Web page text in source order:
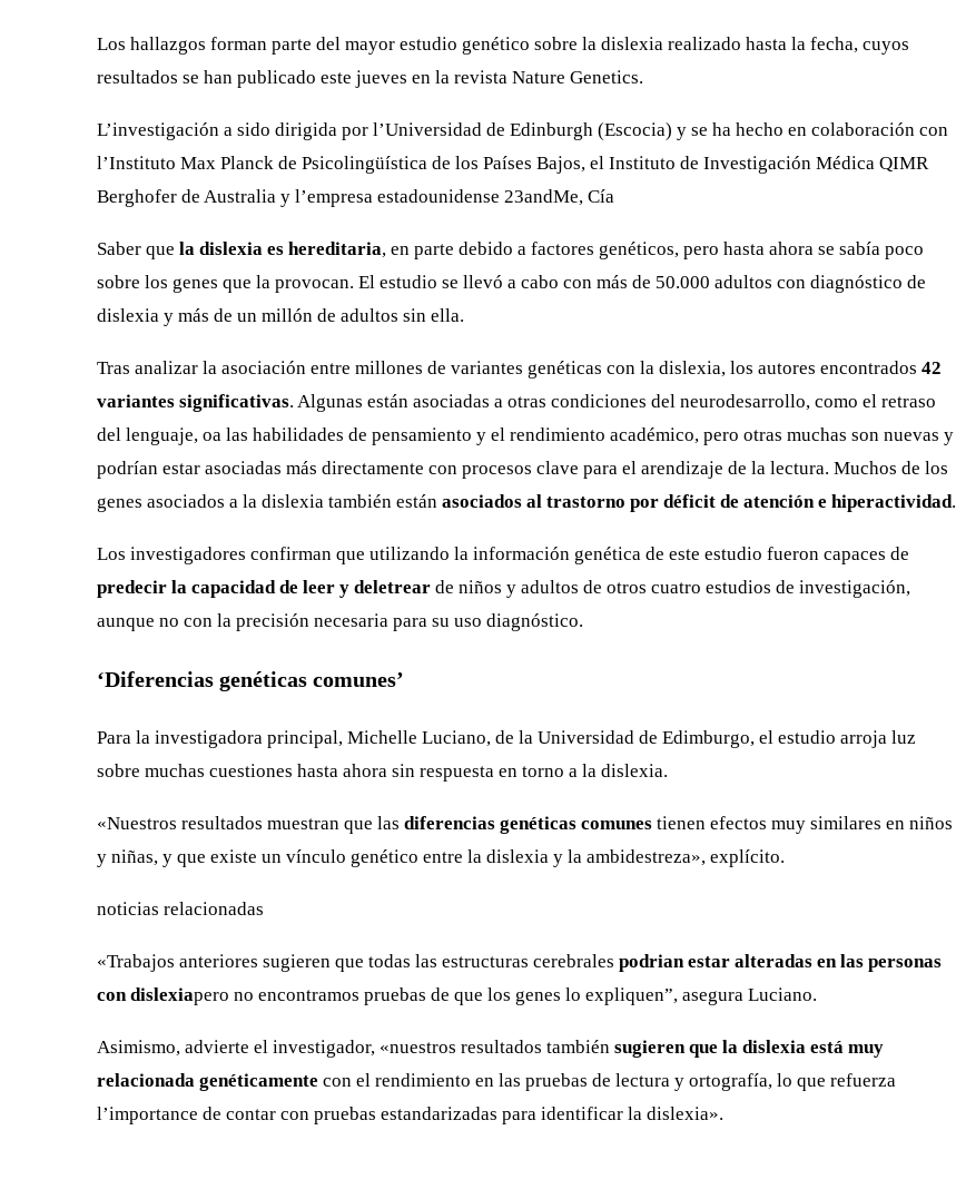
Los hallazgos forman parte del mayor estudio genético sobre la dislexia realizado hasta la fecha, cuyos
resultados se han publicado este jueves en la revista Nature Genetics.
L’investigación a sido dirigida por l’Universidad de Edinburgh (Escocia) y se ha hecho en colaboración con
l’Instituto Max Planck de Psicolingüística de los Países Bajos, el Instituto de Investigación Médica QIMR
Berghofer de Australia y l’empresa estadounidense 23andMe, Cía
Saber que la dislexia es hereditaria, en parte debido a factores genéticos, pero hasta ahora se sabía poco
sobre los genes que la provocan. El estudio se llevó a cabo con más de 50.000 adultos con diagnóstico de
dislexia y más de un millón de adultos sin ella.
Tras analizar la asociación entre millones de variantes genéticas con la dislexia, los autores encontrados 42
variantes significativas. Algunas están asociadas a otras condiciones del neurodesarrollo, como el retraso
del lenguaje, oa las habilidades de pensamiento y el rendimiento académico, pero otras muchas son nuevas y
podrían estar asociadas más directamente con procesos clave para el arendizaje de la lectura. Muchos de los
genes asociados a la dislexia también están asociados al trastorno por déficit de atención e hiperactividad.
Los investigadores confirman que utilizando la información genética de este estudio fueron capaces de
predecir la capacidad de leer y deletrear de niños y adultos de otros cuatro estudios de investigación,
aunque no con la precisión necesaria para su uso diagnóstico.
‘Diferencias genéticas comunes’
Para la investigadora principal, Michelle Luciano, de la Universidad de Edimburgo, el estudio arroja luz
sobre muchas cuestiones hasta ahora sin respuesta en torno a la dislexia.
«Nuestros resultados muestran que las diferencias genéticas comunes tienen efectos muy similares en niños
y niñas, y que existe un vínculo genético entre la dislexia y la ambidestreza», explícito.
noticias relacionadas
«Trabajos anteriores sugieren que todas las estructuras cerebrales podrian estar alteradas en las personas
con dislexiapero no encontramos pruebas de que los genes lo expliquen”, asegura Luciano.
Asimismo, advierte el investigador, «nuestros resultados también sugieren que la dislexia está muy
relacionada genéticamente con el rendimiento en las pruebas de lectura y ortografía, lo que refuerza
l’importance de contar con pruebas estandarizadas para identificar la dislexia».